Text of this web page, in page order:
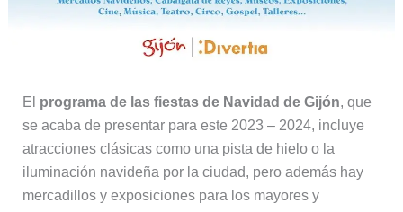
El programa de las fiestas de Navidad de Gijón, que
se acaba de presentar para este 2023 – 2024, incluye
atracciones clásicas como una pista de hielo o la
iluminación navideña por la ciudad, pero además hay
mercadillos y exposiciones para los mayores y